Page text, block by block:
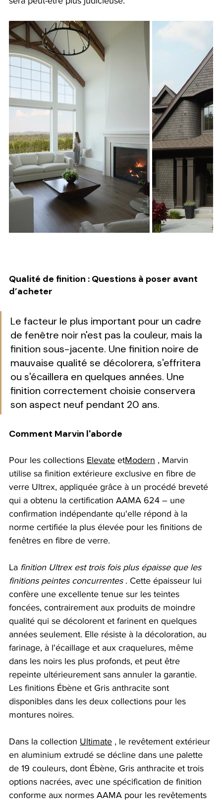
Qualité de finition : Questions à poser avant
d’acheter
Le facteur le plus important pour un cadre
de fenêtre noir n'est pas la couleur, mais la
finition sous-jacente. Une finition noire de
mauvaise qualité se décolorera, s'effritera
ou s'écaillera en quelques années. Une
finition correctement choisie conservera
son aspect neuf pendant 20 ans.
Comment Marvin l'aborde
Pour les collections Elevate etModern , Marvin
utilise sa finition extérieure exclusive en fibre de
verre Ultrex, appliquée grâce à un procédé breveté
qui a obtenu la certification AAMA 624 – une
confirmation indépendante qu'elle répond à la
norme certifiée la plus élevée pour les finitions de
fenêtres en fibre de verre.
La finition Ultrex est trois fois plus épaisse que les
finitions peintes concurrentes . Cette épaisseur lui
confère une excellente tenue sur les teintes
foncées, contrairement aux produits de moindre
qualité qui se décolorent et farinent en quelques
années seulement. Elle résiste à la décoloration, au
farinage, à l'écaillage et aux craquelures, même
dans les noirs les plus profonds, et peut être
repeinte ultérieurement sans annuler la garantie.
Les finitions Ébène et Gris anthracite sont
disponibles dans les deux collections pour les
montures noires.
Dans la collection Ultimate , le revêtement extérieur
en aluminium extrudé se décline dans une palette
de 19 couleurs, dont Ébène, Gris anthracite et trois
options nacrées, avec une spécification de finition
conforme aux normes AAMA pour les revêtements